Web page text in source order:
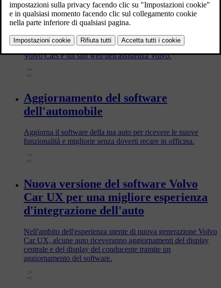
Come trovare le note di rilascio del
software
Le informazioni sugli aggiornamenti del software per la tua
auto sono disponibili sul display centrale dell'auto, sull'app
Volvo Cars e sul sito web dell'assistenza Volvo.
Aggiornamento del software
dell'automobile
Aggiorna il software della tua auto per ricevere le nuove
funzionalità e migliorie senza doverti recare in officina.
Nuova versione del software Volvo
Car UX per una migliore esperienza
d'integrazione dell'auto
Nell'ambito dell'esperienza utente di nuova generazione Volvo
Car UX, alcune auto riceveranno aggiornamenti del display
centrale e del display del conducente tramite un
aggiornamento del software.